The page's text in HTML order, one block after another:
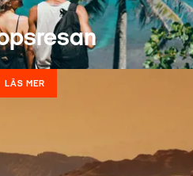
LÄS MER